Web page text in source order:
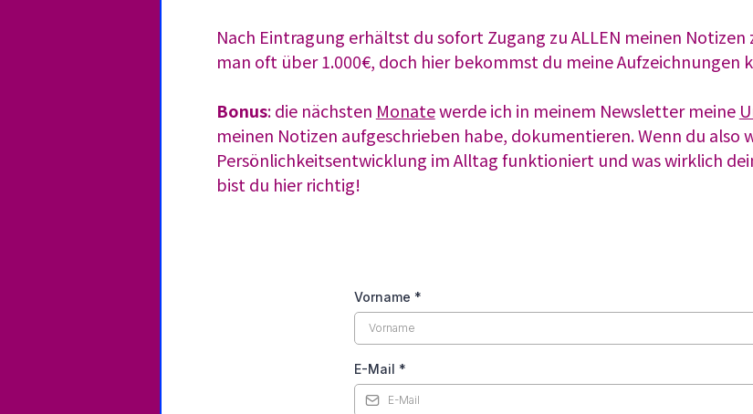
Nach Eintragung erhältst du sofort Zugang zu ALLEN meinen Notizen
man oft über 1.000€, doch hier bekommst du meine Aufzeichnungen
Bonus: die nächsten Monatewerde ich in meinem Newsletter meine
meinen Notizen aufgeschrieben habe, dokumentieren. Wenn du also
Persönlichkeitsentwicklung im Alltag funktioniert und was wirklich
bist du hier richtig!
Vorname *
E-Mail *